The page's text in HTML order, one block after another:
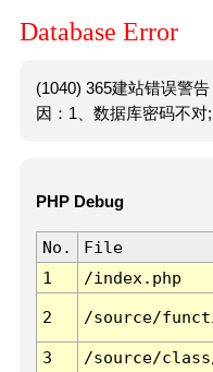
Database Error
(1040) 365建站错误警
因：1、数据库密码不对
PHP Debug
No. File
1
/index.php
2 /source/
3 /source/